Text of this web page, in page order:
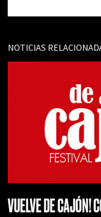
NOTICIAS
VUELVE DE CAJÓN!